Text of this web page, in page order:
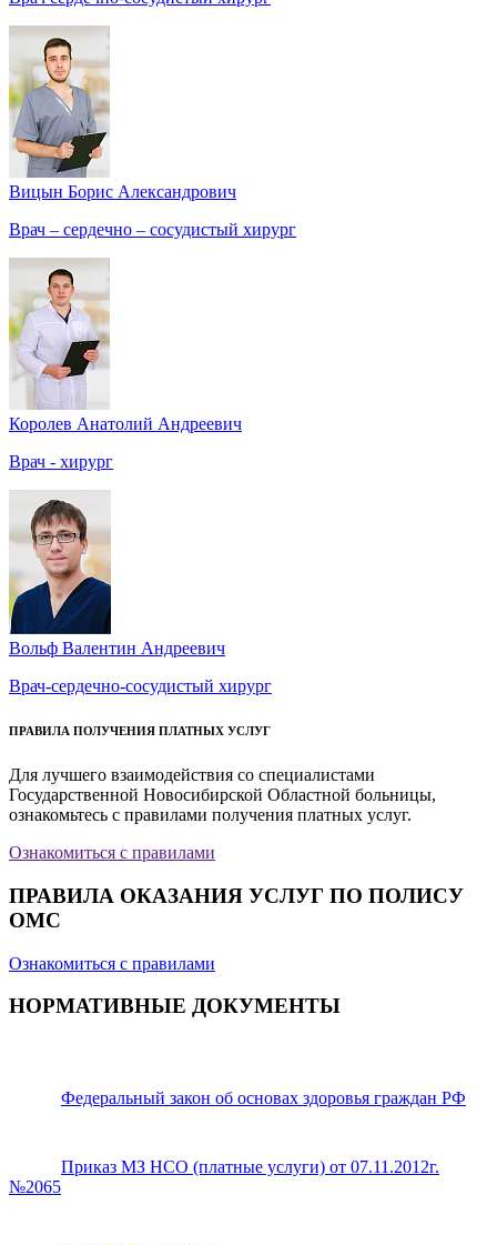
Вицын Борис Александрович
Врач – сердечно – сосудистый хирург
Королев Анатолий Андреевич
Врач - хирург
Вольф Валентин Андреевич
Врач-сердечно-сосудистый хирург
ПРАВИЛА ПОЛУЧЕНИЯ ПЛАТНЫХ УСЛУГ
Для лучшего взаимодействия со специалистами
Государственной Новосибирской Областной больницы,
ознакомьтесь с правилами получения платных услуг.
Ознакомиться с правилами
ПРАВИЛА ОКАЗАНИЯ УСЛУГ ПО ПОЛИСУ
ОМС
Ознакомиться с правилами
НОРМАТИВНЫЕ ДОКУМЕНТЫ
Федеральный закон об основах здоровья граждан РФ
Приказ МЗ НСО (платные услуги) от 07.11.2012г.
№2065